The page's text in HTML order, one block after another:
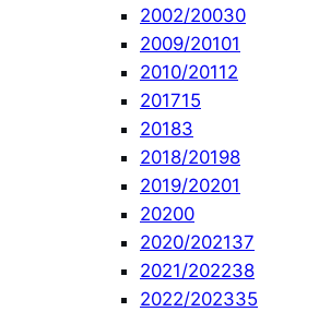
2002/20030
2009/20101
2010/20112
201715
20183
2018/20198
2019/20201
20200
2020/202137
2021/202238
2022/202335